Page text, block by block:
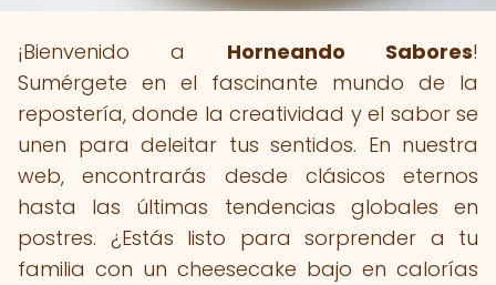
¡Bienvenido a Horneando Sabores!
Sumérgete en el fascinante mundo de la
repostería, donde la creatividad y el sabor se
unen para deleitar tus sentidos. En nuestra
web, encontrarás desde clásicos eternos
hasta las últimas tendencias globales en
postres. ¿Estás listo para sorprender a tu
familia con un cheesecake bajo en calorías